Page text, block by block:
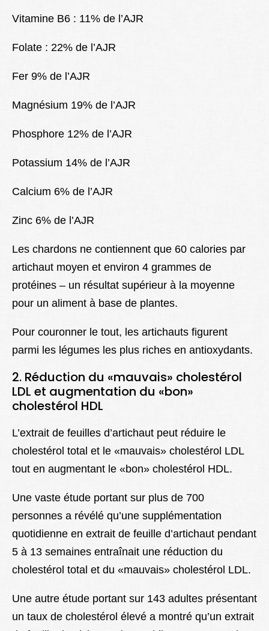
Vitamine B6 : 11% de l’AJR
Folate : 22% de l’AJR
Fer 9% de l’AJR
Magnésium 19% de l’AJR
Phosphore 12% de l’AJR
Potassium 14% de l’AJR
Calcium 6% de l’AJR
Zinc 6% de l’AJR
Les chardons ne contiennent que 60 calories par
artichaut moyen et environ 4 grammes de
protéines – un résultat supérieur à la moyenne
pour un aliment à base de plantes.
Pour couronner le tout, les artichauts figurent
parmi les légumes les plus riches en antioxydants.
2. Réduction du «mauvais» cholestérol
LDL et augmentation du «bon»
cholestérol HDL
L’extrait de feuilles d’artichaut peut réduire le
cholestérol total et le «mauvais» cholestérol LDL
tout en augmentant le «bon» cholestérol HDL.
Une vaste étude portant sur plus de 700
personnes a révélé qu’une supplémentation
quotidienne en extrait de feuille d’artichaut pendant
5 à 13 semaines entraînait une réduction du
cholestérol total et du «mauvais» cholestérol LDL.
Une autre étude portant sur 143 adultes présentant
un taux de cholestérol élevé a montré qu’un extrait